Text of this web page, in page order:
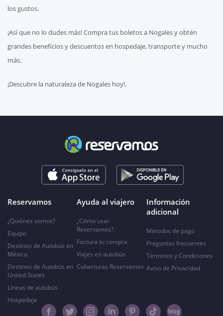
los gustos.
¡Así que no lo dudes más! Compra tus boletos a Nogales y obtén
grandes beneficios y descuentos en hospedaje, transporte y mucho
más.
¡Descubre la naturaleza de Nogales hoy!.
Reservamos
¿Quiénes somos?
Equipo
Destinos de Autobús en
México
Destinos de Autobús en
United States
Líneas de autobús
Hospedaje
Ayuda al viajero
¿Cómo usar
Reservamos?
Factura tu compra
Viajes en autobús
Coberturas Reservamos
Información
adicional
Métodos de pago
Preguntas frecuentes
Términos y Condiciones
Aviso de Privacidad